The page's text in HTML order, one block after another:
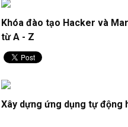
Khóa đào tạo Hacker và
từ A - Z
Xây dựng ứng dụng tự động